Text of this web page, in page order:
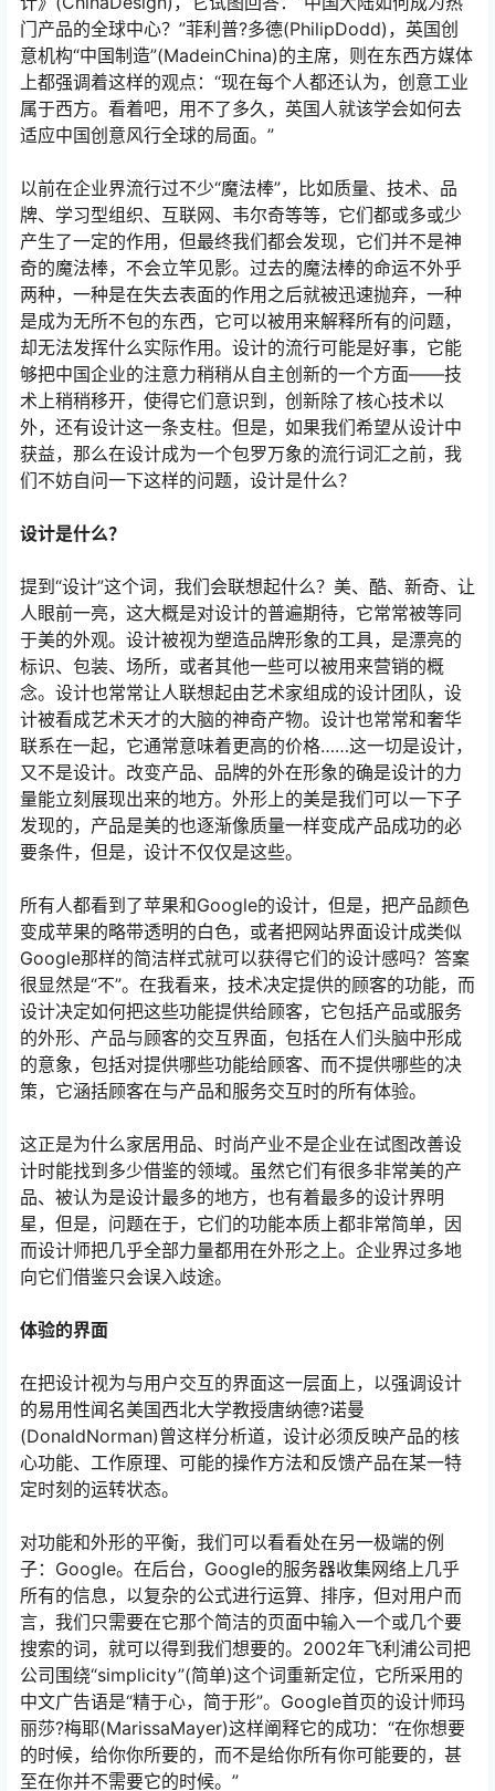
门产品的全球中心？”菲利普?多德(PhilipDodd)，英国创
意机构“中国制造”(MadeinChina)的主席，则在东西方媒体
上都强调着这样的观点：“现在每个人都还认为，创意工业
属于西方。看着吧，用不了多久，英国人就该学会如何去
适应中国创意风行全球的局面。”
以前在企业界流行过不少“魔法棒”，比如质量、技术、品
牌、学习型组织、互联网、韦尔奇等等，它们都或多或少
产生了一定的作用，但最终我们都会发现，它们并不是神
奇的魔法棒，不会立竿见影。过去的魔法棒的命运不外乎
两种，一种是在失去表面的作用之后就被迅速抛弃，一种
是成为无所不包的东西，它可以被用来解释所有的问题，
却无法发挥什么实际作用。设计的流行可能是好事，它能
够把中国企业的注意力稍稍从自主创新的一个方面――技
术上稍稍移开，使得它们意识到，创新除了核心技术以
外，还有设计这一条支柱。但是，如果我们希望从设计中
获益，那么在设计成为一个包罗万象的流行词汇之前，我
们不妨自问一下这样的问题，设计是什么？
设计是什么？
提到“设计”这个词，我们会联想起什么？美、酷、新奇、让
人眼前一亮，这大概是对设计的普遍期待，它常常被等同
于美的外观。设计被视为塑造品牌形象的工具，是漂亮的
标识、包装、场所，或者其他一些可以被用来营销的概
念。设计也常常让人联想起由艺术家组成的设计团队，设
计被看成艺术天才的大脑的神奇产物。设计也常常和奢华
联系在一起，它通常意味着更高的价格……这一切是设计，
又不是设计。改变产品、品牌的外在形象的确是设计的力
量能立刻展现出来的地方。外形上的美是我们可以一下子
发现的，产品是美的也逐渐像质量一样变成产品成功的必
要条件，但是，设计不仅仅是这些。
所有人都看到了苹果和Google的设计，但是，把产品颜色
变成苹果的略带透明的白色，或者把网站界面设计成类似
Google那样的简洁样式就可以获得它们的设计感吗？答案
很显然是“不”。在我看来，技术决定提供的顾客的功能，而
设计决定如何把这些功能提供给顾客，它包括产品或服务
的外形、产品与顾客的交互界面，包括在人们头脑中形成
的意象，包括对提供哪些功能给顾客、而不提供哪些的决
策，它涵括顾客在与产品和服务交互时的所有体验。
这正是为什么家居用品、时尚产业不是企业在试图改善设
计时能找到多少借鉴的领域。虽然它们有很多非常美的产
品、被认为是设计最多的地方，也有着最多的设计界明
星，但是，问题在于，它们的功能本质上都非常简单，因
而设计师把几乎全部力量都用在外形之上。企业界过多地
向它们借鉴只会误入歧途。
体验的界面
在把设计视为与用户交互的界面这一层面上，以强调设计
的易用性闻名美国西北大学教授唐纳德?诺曼
(DonaldNorman)曾这样分析道，设计必须反映产品的核
心功能、工作原理、可能的操作方法和反馈产品在某一特
定时刻的运转状态。
对功能和外形的平衡，我们可以看看处在另一极端的例
子：Google。在后台，Google的服务器收集网络上几乎
所有的信息，以复杂的公式进行运算、排序，但对用户而
言，我们只需要在它那个简洁的页面中输入一个或几个要
搜索的词，就可以得到我们想要的。2002年飞利浦公司把
公司围绕“simplicity”(简单)这个词重新定位，它所采用的
中文广告语是“精于心，简于形”。Google首页的设计师玛
丽莎?梅耶(MarissaMayer)这样阐释它的成功：“在你想要
的时候，给你你所要的，而不是给你所有你可能要的，甚
至在你并不需要它的时候。”